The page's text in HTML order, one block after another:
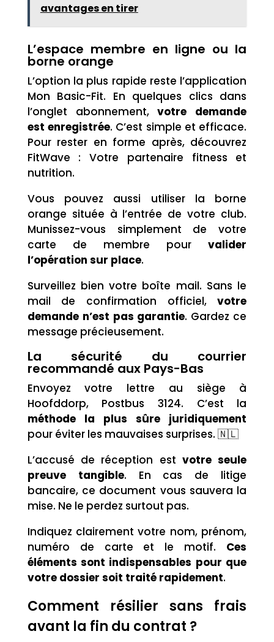
avantages en tirer
L’espace membre en ligne ou la
borne orange
L’option la plus rapide reste l’application
Mon Basic-Fit. En quelques clics dans
l’onglet abonnement,votre demande
est enregistrée. C’est simple et efficace.
Pour rester en forme après, découvrez
FitWave : Votre partenaire fitness et
nutrition.
Vous pouvez aussi utiliser la borne
orange située à l’entrée de votre club.
Munissez-vous simplement de votre
carte de membre pourvalider
l’opération sur place.
Surveillez bien votre boîte mail. Sans le
mail de confirmation officiel,votre
demande n’est pas garantie. Gardez ce
message précieusement.
La sécurité du courrier
recommandé aux Pays-Bas
Envoyez votre lettre au siège à
Hoofddorp, Postbus 3124. C’est la
méthode la plus sûre juridiquement
pour éviter les mauvaises surprises. 🇳🇱
L’accusé de réception est votre seule
preuve tangible. En cas de litige
bancaire, ce document vous sauvera la
mise. Ne le perdez surtout pas.
Indiquez clairement votre nom, prénom,
numéro de carte et le motif. Ces
éléments sont indispensables pour que
votre dossier soit traité rapidement.
Comment résilier sans frais
avant la fin du contrat ?